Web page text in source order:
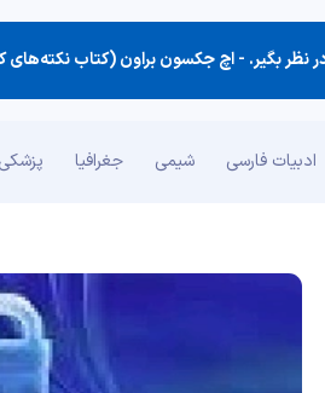
نظر بگیر. -اچ جکسون براون (کتاب نکته‌های
ادبیات فارسی شیمی جغرافیا پزشکی